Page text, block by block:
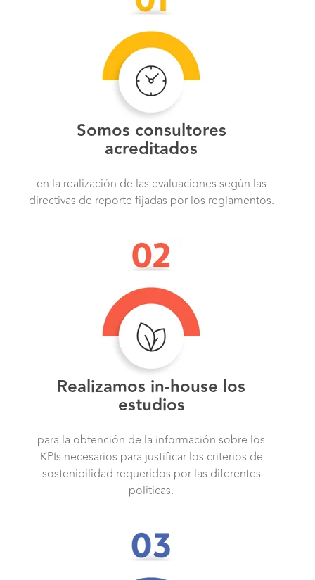
Somos consultores
acreditados
en la realización de las evaluaciones según las
directivas de reporte fijadas por los reglamentos.
Realizamos in-house los
estudios
para la obtención de la información sobre los
KPIs necesarios para justificar los criterios de
sostenibilidad requeridos por las diferentes
políticas.